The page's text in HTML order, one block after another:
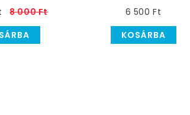
8 000 Ft
db
6 500 Ft
KOSÁRBA